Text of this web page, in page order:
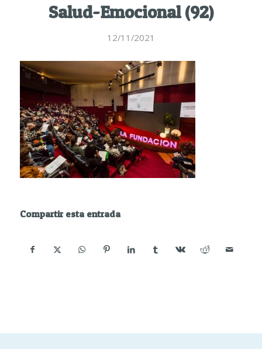
Salud-Emocional (92)
12/11/2021
Compartir esta entrada